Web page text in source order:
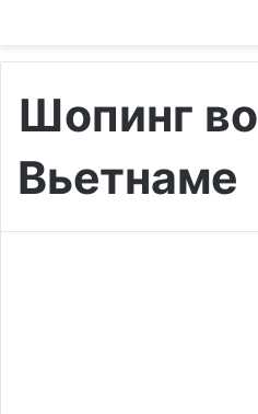
Шопинг во
Вьетнаме